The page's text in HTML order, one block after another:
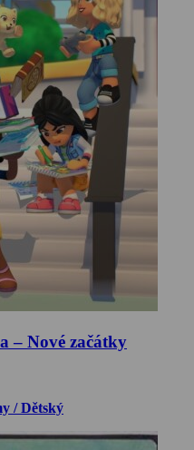
– Nové začátky
/ Dětský